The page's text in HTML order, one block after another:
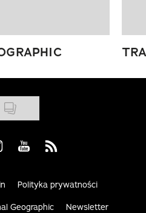
Facebook
us on Instagram
Visit us on Youtube
Visit us on Rss
Polityka prywatności
Geographic Newsletter